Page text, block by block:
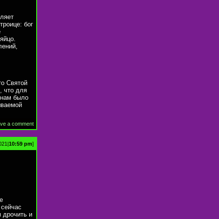
бог
Святой
что для
было
a comment
10:59 pm]
дрочить и